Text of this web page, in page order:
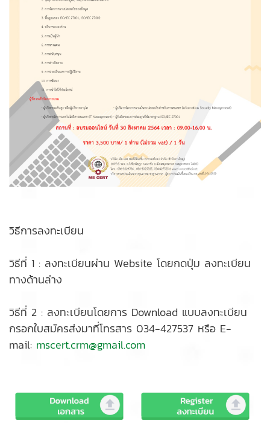
วิธีการลงทะเบียน
วิธีที่ 1 : ลงทะเบียนผ่าน Website โดยกดปุ่ม ลงทะเบียน
ทางด้านล่าง
วิธีที่ 2 : ลงทะเบียนโดยการ Download แบบลงทะเบียน
กรอกใบสมัครส่งมาที่โทรสาร 034-427537 หรือ E-
mail: mscert.crm@gmail.com